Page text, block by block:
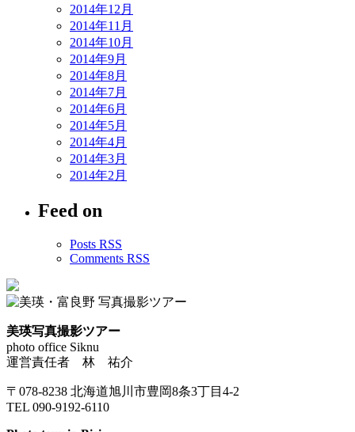
2014年12月
2014年11月
2014年10月
2014年9月
2014年8月
2014年7月
2014年6月
2014年5月
2014年4月
2014年3月
2014年2月
Feed on
Posts RSS
Comments RSS
美瑛写真撮影ツアー
photo office Siknu
運営責任者 林 祐介
〒078-8238 北海道旭川市豊岡8条3丁目4-2
TEL 090-9192-6110